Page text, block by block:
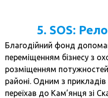
5. SOS:
Благодійний фонд
переміщенням бізнесу з
розміщенням
районі. Одним з
переїхав до Кам’янця зі